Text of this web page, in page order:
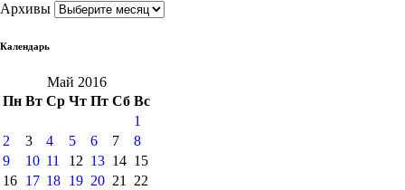
Архивы
Календарь
Май 2016
Пн Вт Ср Чт Пт Сб Вс
1
2
3 4 5 6 7
8
9
10 11 12 13 14 15
16 17 18 19 20 21
22